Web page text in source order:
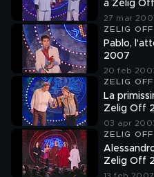
a Zelig
27 mar
ZELIG
Pablo,
2007
20 feb
ZELIG
La
Zelig Off
03 apr
ZELIG
Zelig Off